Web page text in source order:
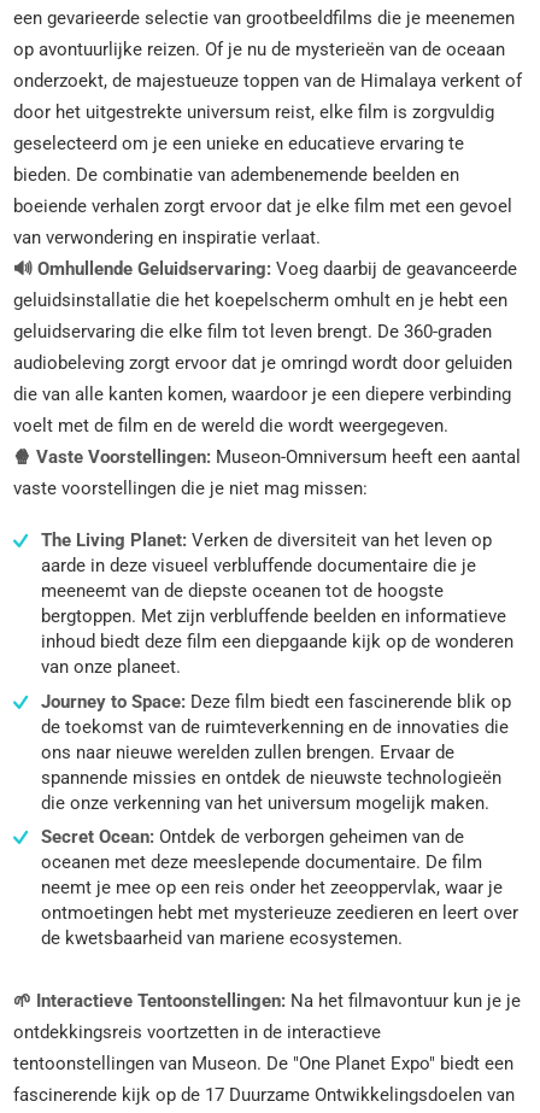
een gevarieerde selectie van grootbeeldfilms die je meenemen
op avontuurlijke reizen. Of je nu de mysterieën van de oceaan
onderzoekt, de majestueuze toppen van de Himalaya verkent of
door het uitgestrekte universum reist, elke film is zorgvuldig
geselecteerd om je een unieke en educatieve ervaring te
bieden. De combinatie van adembenemende beelden en
boeiende verhalen zorgt ervoor dat je elke film met een gevoel
van verwondering en inspiratie verlaat.
🔊 Omhullende Geluidservaring: Voeg daarbij de geavanceerde
geluidsinstallatie die het koepelscherm omhult en je hebt een
geluidservaring die elke film tot leven brengt. De 360-graden
audiobeleving zorgt ervoor dat je omringd wordt door geluiden
die van alle kanten komen, waardoor je een diepere verbinding
voelt met de film en de wereld die wordt weergegeven.
🍿 Vaste Voorstellingen: Museon-Omniversum heeft een aantal
vaste voorstellingen die je niet mag missen:
The Living Planet:Verken de diversiteit van het leven op
aarde in deze visueel verbluffende documentaire die je
meeneemt van de diepste oceanen tot de hoogste
bergtoppen. Met zijn verbluffende beelden en informatieve
inhoud biedt deze film een diepgaande kijk op de wonderen
van onze planeet.
Journey to Space:Deze film biedt een fascinerende blik op
de toekomst van de ruimteverkenning en de innovaties die
ons naar nieuwe werelden zullen brengen. Ervaar de
spannende missies en ontdek de nieuwste technologieën
die onze verkenning van het universum mogelijk maken.
Secret Ocean: Ontdek de verborgen geheimen van de
oceanen met deze meeslepende documentaire. De film
neemt je mee op een reis onder het zeeoppervlak, waar je
ontmoetingen hebt met mysterieuze zeedieren en leert over
de kwetsbaarheid van mariene ecosystemen.
🌱 Interactieve Tentoonstellingen: Na het filmavontuur kun je je
ontdekkingsreis voortzetten in de interactieve
tentoonstellingen van Museon. De "One Planet Expo" biedt een
fascinerende kijk op de 17 Duurzame Ontwikkelingsdoelen van